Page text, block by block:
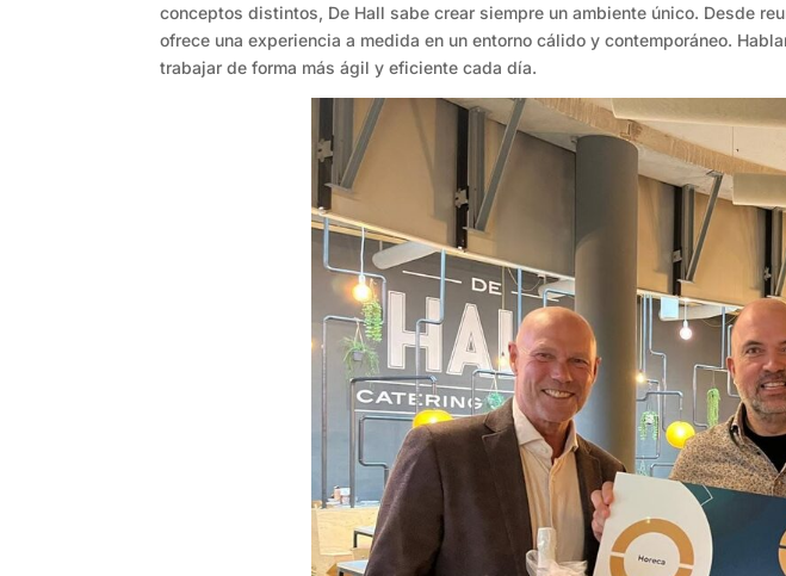
conceptos distintos, De Hall sabe crear siempre un ambiente único. Desde
ofrece una experiencia a medida en un entorno cálido y contemporáneo.
trabajar de forma más ágil y eficiente cada día.